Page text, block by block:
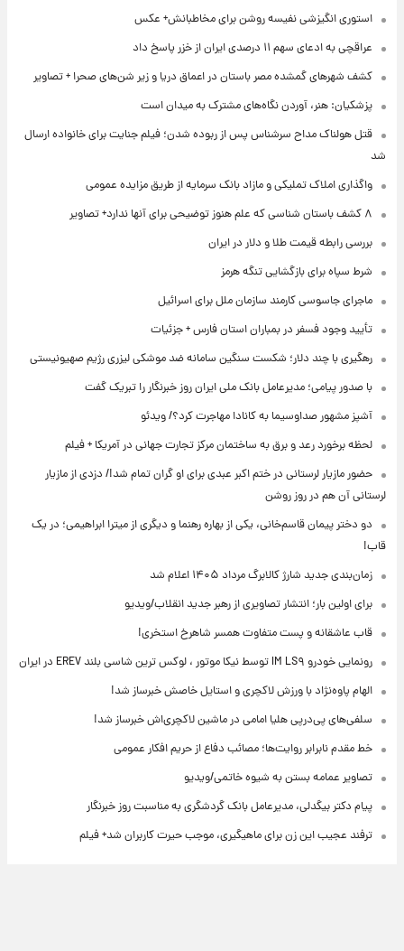
استوری انگیزشی نفیسه روشن برای مخاطبانش+ عکس
عراقچی به ادعای سهم ۱۱ درصدی ایران از خزر پاسخ داد
کشف شهرهای گمشده مصر باستان در اعماق دریا و زیر شن‌های صحرا + تصاویر
پزشکیان: هنر، آوردن نگاه‌های مشترک به میدان است
قتل هولناک مداح سرشناس پس از ربوده شدن؛ فیلم جنایت برای خانواده ارسال
شد
واگذاری املاک تملیکی و مازاد بانک سرمایه از طریق مزایده عمومی
۸ کشف باستان شناسی که علم هنوز توضیحی برای آنها ندارد+ تصاویر
بررسی رابطه قیمت طلا و دلار در ایران
شرط سپاه برای بازگشایی تنگه هرمز
ماجرای جاسوسی کارمند سازمان ملل برای اسرائیل
تأیید وجود فسفر در بمباران استان فارس + جزئیات
رهگیری با چند دلار؛ شکست سنگین سامانه ضد موشکی لیزری رژیم صهیونیستی
با صدور پیامی؛ مدیرعامل بانک ملی ایران روز خبرنگار را تبریک گفت
آشپز مشهور صداوسیما به کانادا مهاجرت کرد؟/ ویدئو
لحظه برخورد رعد و برق به ساختمان مرکز تجارت جهانی در آمریکا + فیلم
حضور مازیار لرستانی در ختم اکبر عبدی برای او گران تمام شد!/ دزدی از مازیار
لرستانی آن هم در روز روشن
دو دختر پیمان قاسم‌خانی، یکی از بهاره رهنما و دیگری از میترا ابراهیمی؛ در یک
قاب!
زمان‌بندی جدید شارژ کالابرگ مرداد ۱۴۰۵ اعلام شد
برای اولین بار؛ انتشار تصاویری از رهبر جدید انقلاب/ویدیو
قاب عاشقانه و پست متفاوت همسر شاهرخ استخری!
رونمایی خودرو IM LS۹ توسط نیکا موتور ، لوکس ترین شاسی بلند EREV در ایران
الهام پاوه‌نژاد با ورزش لاکچری و استایل خاصش خبرساز شد!
سلفی‌های پی‌درپی هلیا امامی در ماشین لاکچری‌اش خبرساز شد!
خط مقدم نابرابر روایت‌ها؛ مصائب دفاع از حریم افکار عمومی
تصاویر عمامه بستن به شیوه خاتمی/ویدیو
پیام دکتر بیگدلی، مدیرعامل بانک گردشگری به مناسبت روز خبرنگار
ترفند عجیب این زن برای ماهیگیری، موجب حیرت کاربران شد+ فیلم